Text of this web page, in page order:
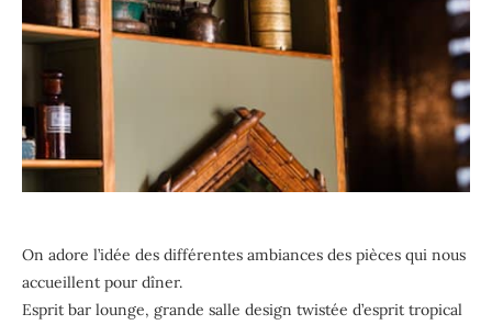
On adore l’idée des différentes ambiances des pièces qui nous
accueillent pour dîner.
Esprit bar lounge, grande salle design twistée d’esprit tropical